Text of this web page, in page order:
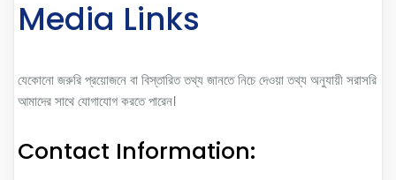
Media Links
যেকোনো জরুরি প্রয়োজনে বা বিস্তারিত তথ্য জানতে নিচে দেওয়া তথ্য অনুযায়ী সরাসরি
আমাদের সাথে যোগাযোগ করতে পারেন।
Contact Information: